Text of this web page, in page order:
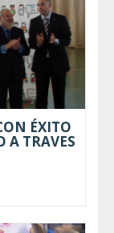
ÉXITO
A TRAVES